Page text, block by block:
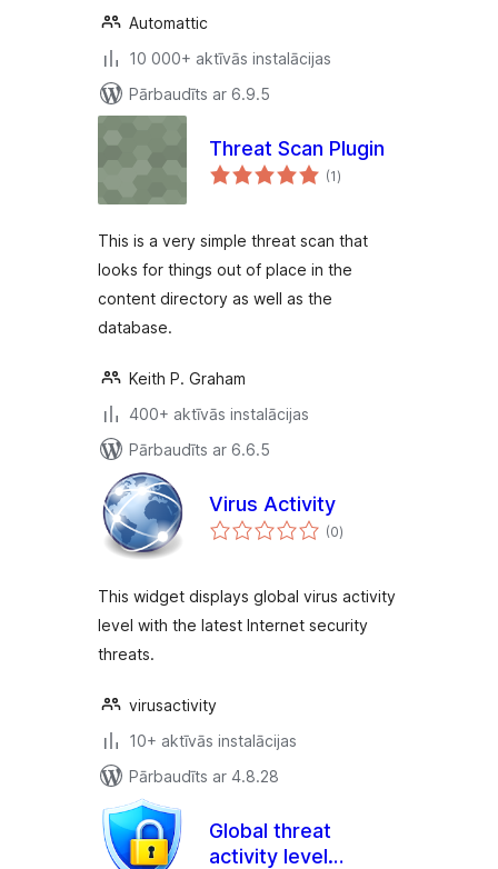
Automattic
10 000+ aktīvās instalācijas
Pārbaudīts ar 6.9.5
Threat Scan Plugin
(1vērtējumu
kopsumma
)
This is a very simple threat scan that
looks for things out of place in the
content directory as well as the
database.
Keith P. Graham
400+ aktīvās instalācijas
Pārbaudīts ar 6.6.5
Virus Activity
(0vērtējumu
kopsumma
)
This widget displays global virus activity
level with the latest Internet security
threats.
virusactivity
10+ aktīvās instalācijas
Pārbaudīts ar 4.8.28
Global threat
activity level